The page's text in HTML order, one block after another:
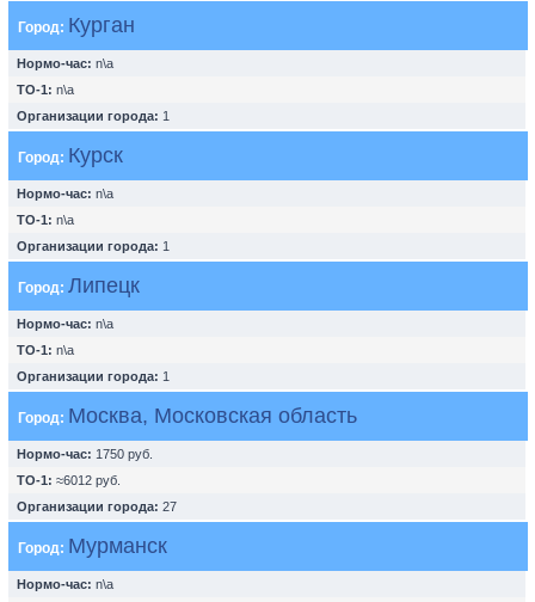
Город: Курган
Нормо-час: n\a
ТО-1: n\a
Организации города: 1
Город: Курск
Нормо-час: n\a
ТО-1: n\a
Организации города: 1
Город: Липецк
Нормо-час: n\a
ТО-1: n\a
Организации города: 1
Город: Москва, Московская область
Нормо-час: 1750 руб.
ТО-1: ≈6012 руб.
Организации города: 27
Город: Мурманск
Нормо-час: n\a